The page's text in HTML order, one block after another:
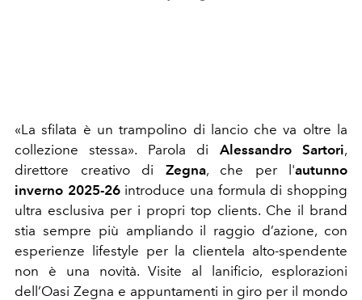
«La sfilata è un trampolino di lancio che va oltre la
collezione stessa». Parola di Alessandro Sartori,
direttore creativo di Zegna, che per l'autunno
inverno 2025-26introduce una formula di shopping
ultra esclusiva per i propri top clients. Che il brand
stia sempre più ampliando il raggio d’azione, con
esperienze lifestyle per la clientela alto-spendente
non è una novità. Visite al lanificio, esplorazioni
dell’Oasi Zegna e appuntamenti in giro per il mondo